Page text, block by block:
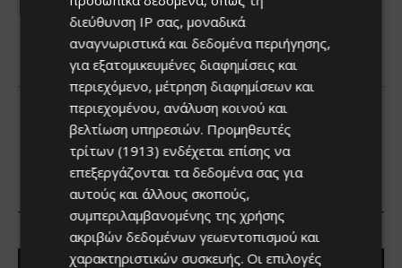
διεύθυνση IP σας, μοναδικά
αναγνωριστικά και δεδομένα περιήγησης,
για εξατομικευμένες διαφημίσεις και
περιεχόμενο, μέτρηση διαφημίσεων και
περιεχομένου, ανάλυση κοινού και
βελτίωση υπηρεσιών. Προμηθευτές
τρίτων (1913) ενδέχεται επίσης να
επεξεργάζονται τα δεδομένα σας για
αυτούς και άλλους σκοπούς,
συμπεριλαμβανομένης της χρήσης
ακριβών δεδομένων γεωεντοπισμού και
χαρακτηριστικών συσκευής. Οι επιλογές